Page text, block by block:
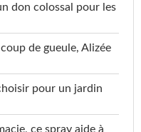
don colossal pour les
de gueule, Alizée
pour un jardin
ce spray aide à